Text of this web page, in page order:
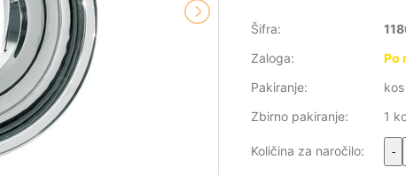
Šifra:
Zaloga:
Po
Pakiranje:
kos
Zbirno pakiranje:
1
Količina za naročilo: -